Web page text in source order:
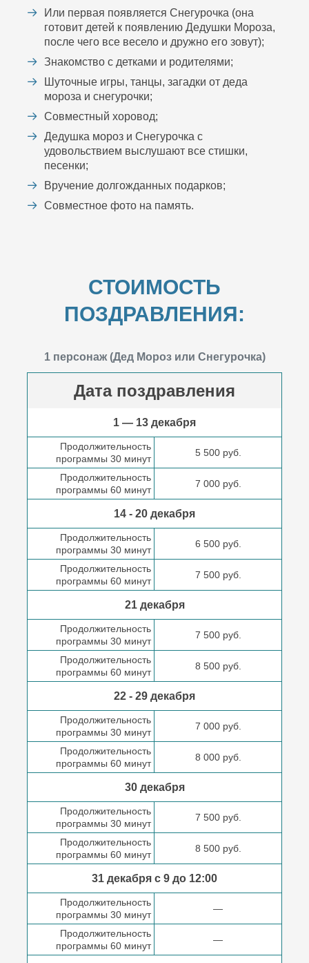
Или первая появляется Снегурочка (она
готовит детей к появлению Дедушки Мороза,
после чего все весело и дружно его зовут);
Знакомство с детками и родителями;
Шуточные игры, танцы, загадки от деда
мороза и снегурочки;
Совместный хоровод;
Дедушка мороз и Снегурочка с
удовольствием выслушают все стишки,
песенки;
Вручение долгожданных подарков;
Совместное фото на память.
СТОИМОСТЬ
ПОЗДРАВЛЕНИЯ:
1 персонаж (Дед Мороз или Снегурочка)
Дата поздравления
1 — 13 декабря
Продолжительность
программы 30 минут
5 500 руб.
Продолжительность
программы 60 минут
7 000 руб.
14 - 20 декабря
Продолжительность
программы 30 минут
6 500 руб.
Продолжительность
программы 60 минут
7 500 руб.
21 декабря
Продолжительность
программы 30 минут
7 500 руб.
Продолжительность
программы 60 минут
8 500 руб.
22 - 29 декабря
Продолжительность
программы 30 минут
7 000 руб.
Продолжительность
программы 60 минут
8 000 руб.
30 декабря
Продолжительность
программы 30 минут
7 500 руб.
Продолжительность
программы 60 минут
8 500 руб.
31 декабря с 9 до 12:00
Продолжительность
программы 30 минут
—
Продолжительность
программы 60 минут
—